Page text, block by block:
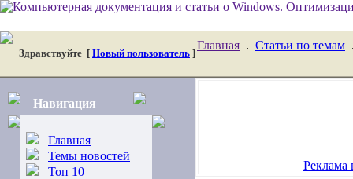
Здравствуйте [ Новый пользователь ]
Главная . Статьи по темам
Навигация
Главная
Темы новостей
Топ 10
Реклама